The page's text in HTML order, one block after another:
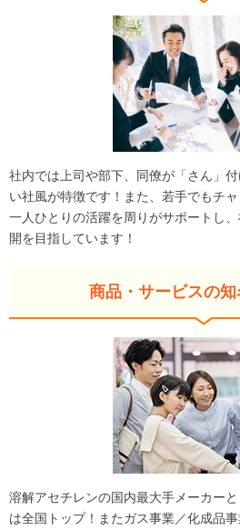
社内では上司や部下、同僚が「さん」
い社風が特徴です！また、若手でもチャ
一人ひとりの活躍を周りがサポートし
開を目指しています！
商品・サービスの
溶解アセチレンの国内最大手メーカー
は全国トップ！またガス事業／化成品